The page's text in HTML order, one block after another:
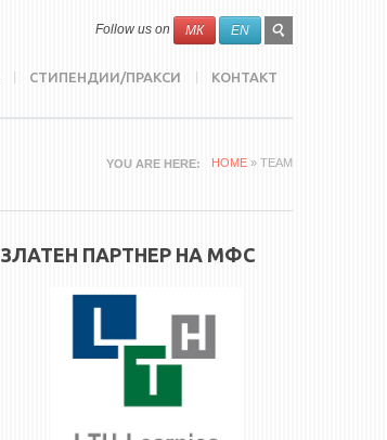
SEARCH
FORM
Search
Follow us on МК EN
СТИПЕНДИИ/ПРАКСИ КОНТАКТ
YOU ARE HERE HOME » TEAM
ЗЛАТЕН ПАРТНЕР НА МФС